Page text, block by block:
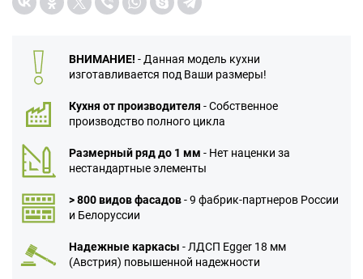
ВНИМАНИЕ! - Данная модель кухни
изготавливается под Ваши размеры!
Кухня от производителя - Собственное
производство полного цикла
Размерный ряд до 1 мм - Нет наценки за
нестандартные элементы
> 800 видов фасадов- 9 фабрик-партнеров России
и Белоруссии
Надежные каркасы - ЛДСП Egger 18 мм
(Австрия) повышенной надежности